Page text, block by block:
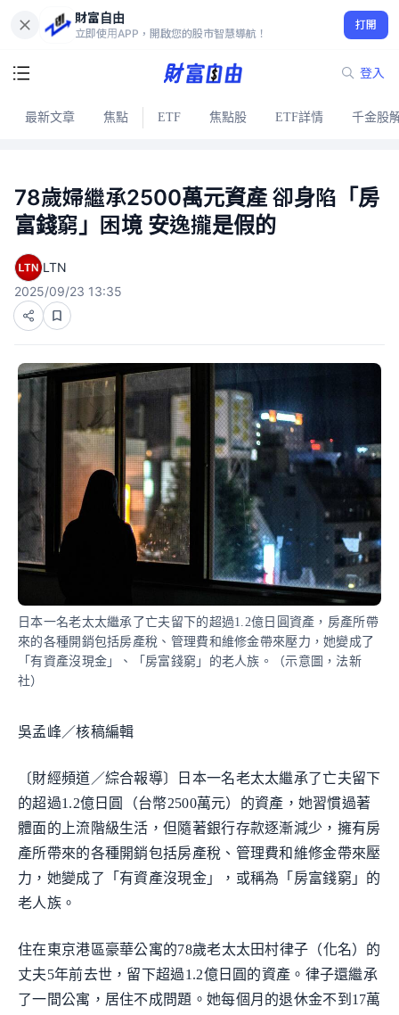
財富自由
立即使用APP，開啟您的股市智慧導航！
打開
登入
最新文章 焦點 ETF 焦點股 ETF詳情 千金股
78歲婦繼承2500萬元資產 卻身陷「房
富錢窮」困境 安逸攏是假的
LTN
2025/09/23 13:35
日本一名老太太繼承了亡夫留下的超過1.2億日圓資產，房產所帶
來的各種開銷包括房產稅、管理費和維修金帶來壓力，她變成了
「有資產沒現金」、「房富錢窮」的老人族。（示意圖，法新
社）
吳孟峰／核稿編輯
〔財經頻道／綜合報導〕日本一名老太太繼承了亡夫留下
的超過1.2億日圓（台幣2500萬元）的資產，她習慣過著
體面的上流階級生活，但隨著銀行存款逐漸減少，擁有房
產所帶來的各種開銷包括房產稅、管理費和維修金帶來壓
力，她變成了「有資產沒現金」，或稱為「房富錢窮」的
老人族。
住在東京港區豪華公寓的78歲老太太田村律子（化名）的
丈夫5年前去世，留下超過1.2億日圓的資產。律子還繼承
了一間公寓，居住不成問題。她每個月的退休金不到17萬